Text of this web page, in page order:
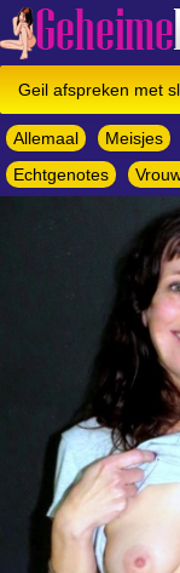
Geil afspreken met
Allemaal Meisjes
Echtgenotes